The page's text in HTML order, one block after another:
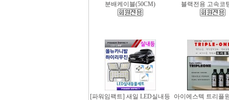
분배케이블(50CM)
블랙전용 고속코
[파워임팩트] 새일 LED실내등 아이에스텍 트리플